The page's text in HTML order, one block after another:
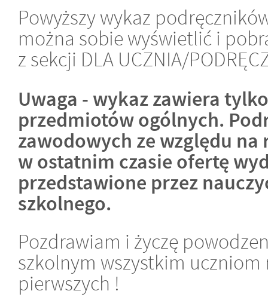
Powyższy wykaz
można sobie wyświetlić i
z sekcji DLA UCZNIA/
Uwaga - wykaz zawiera
przedmiotów ogólnych.
zawodowych ze względu na
w ostatnim czasie ofertę
przedstawione przez
szkolnego.
Pozdrawiam i życzę
szkolnym wszystkim uczniom
pierwszych !